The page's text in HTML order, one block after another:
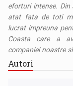
eforturi intense. Din
atat fata de toti
lucrat impreuna
Coasta care a
companiei noastre
Autori